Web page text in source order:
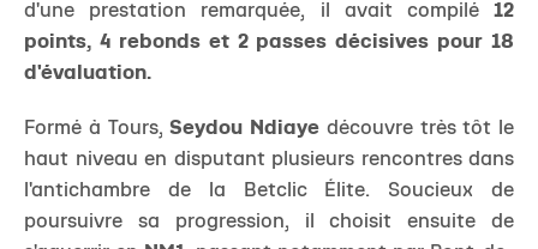
d'une prestation remarquée, il avait compilé 12
points, 4 rebonds et 2 passes décisives pour 18
d'évaluation.
Formé à Tours,Seydou Ndiaye découvre très tôt le
haut niveau en disputant plusieurs rencontres dans
l'antichambre de la Betclic Élite. Soucieux de
poursuivre sa progression, il choisit ensuite de